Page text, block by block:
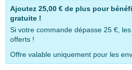
Ajoutez 25,00 €de plus pour
gratuite !
Si votre commande dépasse 25 €,
offerts !
Offre valable uniquement pour les